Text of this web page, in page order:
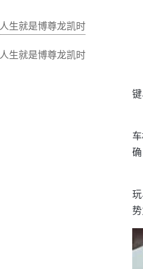
人生就是博尊龙凯时
人生就是博尊龙凯时